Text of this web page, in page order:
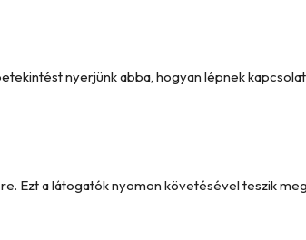
nyerjünk abba, hogyan lépnek
Ezt a látogatók nyomon követésével teszik